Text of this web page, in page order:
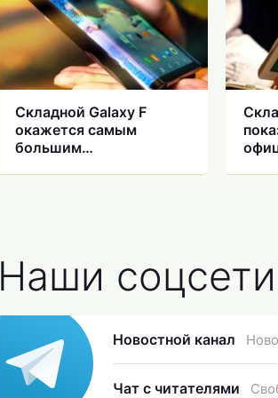
Складной Galaxy F
окажется самым
большим
Наши соцсети
Новостной канал
Чат с читателями